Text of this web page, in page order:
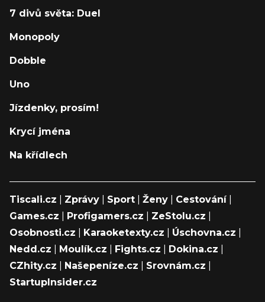
7 divů světa: Duel
Monopoly
Dobble
Uno
Jízdenky, prosím!
Krycí jména
Na křídlech
Tiscali.cz Zprávy Sport Ženy Cestování|
Games.cz
Profigamers.cz ZeStolu.cz
Osobnosti.cz
Karaoketexty.cz Úschovna.cz
Nedd.cz
Moulík.cz Fights.cz Dokina.cz
CZhity.cz
Našepeníze.cz Srovnám.cz
StartupInsider.cz